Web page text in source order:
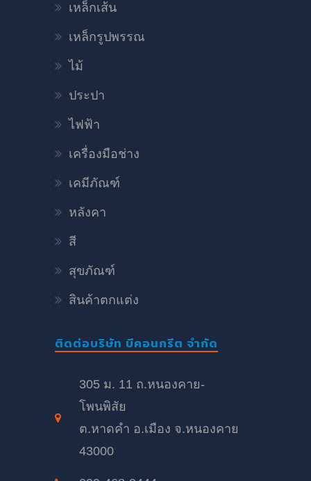
เหล็กเส้น
เหล็กรูปพรรณ
ไม้
ประปา
ไฟฟ้า
เครื่องมือช่าง
เคมีภัณฑ์
หลังคา
สี
สุขภัณฑ์
สินค้าตกแต่ง
ติดต่อบริษัท บีคอนกรีต จำกัด
305 ม. 11 ถ.หนองคาย-
โพนพิสัย
ต.หาดคำ อ.เมือง จ.หนองคาย
43000